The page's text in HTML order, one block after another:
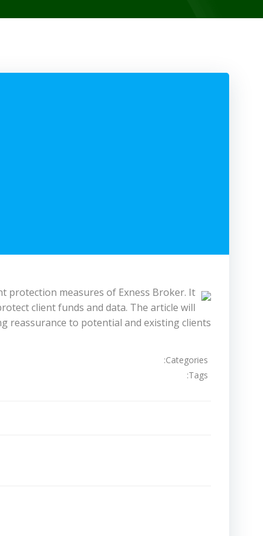
protection measures of Exness Broker. It
client funds and data. The article will
reassurance to potential and existing clients.
Categories:
Tags: